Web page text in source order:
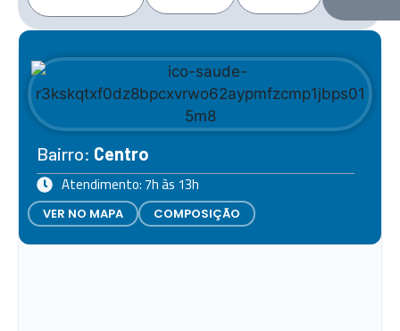
Bairro: Centro
Atendimento: 7h às 13h
VER NO MAPA COMPOSIÇÃO